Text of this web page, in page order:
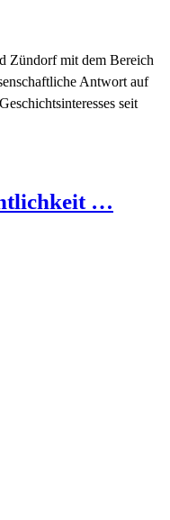
Zündorf mit dem Bereich
Antwort auf
seit
…